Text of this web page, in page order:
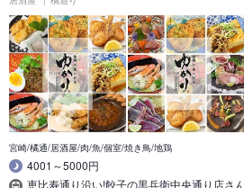
宮崎/橘通/居酒屋/肉/魚/個室/焼き鳥/地鶏
4001～5000円
恵比寿通り沿い!餃子の黒兵衛中央通り店さ